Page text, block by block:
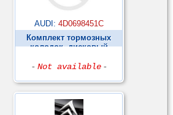
AUDI: 4D0698451C
Комплект тормозных
колодок, дисковый
- Not available -